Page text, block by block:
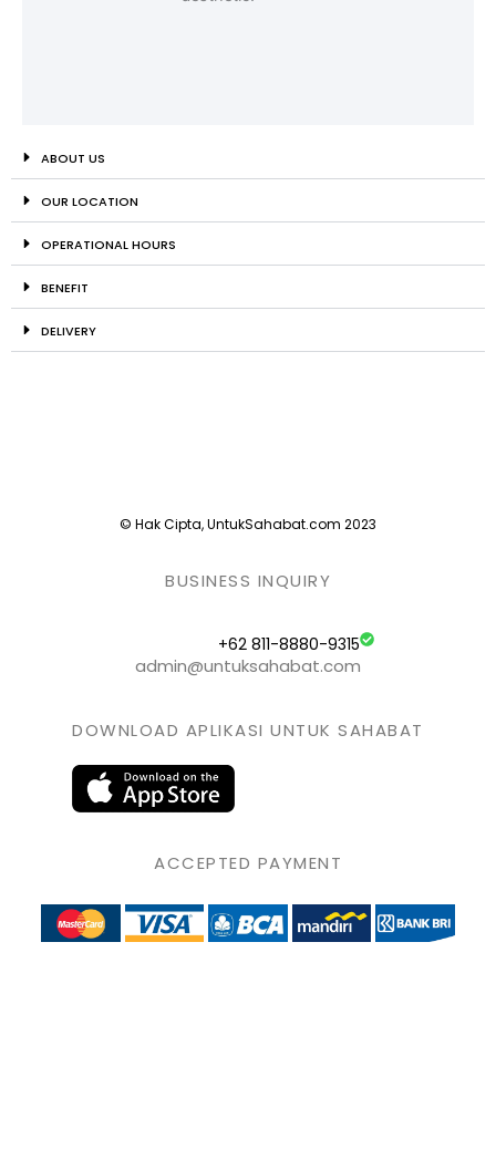
ABOUT US
OUR LOCATION
OPERATIONAL HOURS
BENEFIT
DELIVERY
© Hak Cipta, UntukSahabat.com 2023
BUSINESS INQUIRY
+62 811-8880-9315
admin@untuksahabat.com
DOWNLOAD APLIKASI UNTUK SAHABAT
ACCEPTED PAYMENT